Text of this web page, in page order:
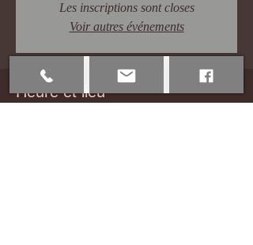
Les inscriptions sont closes
Voir autres événements
Heure et lieu